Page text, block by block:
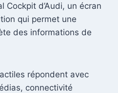
Cockpit d’Audi, un écran
qui permet une
des informations de
répondent avec
connectivité